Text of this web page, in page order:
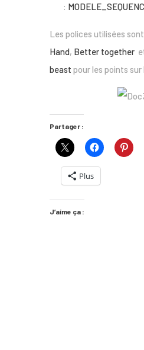
:
Les polices utilisées
Hand, Better together
beast pour les points
Partager :
Plus
J’aime ça :